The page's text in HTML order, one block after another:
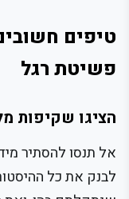
טיפים
פשיטת רגל
הציגו שקיפות
אל תנסו להסתיר
לבנק את כל